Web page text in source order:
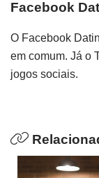
Facebook
O Facebook
em comum. Já o
jogos sociais.